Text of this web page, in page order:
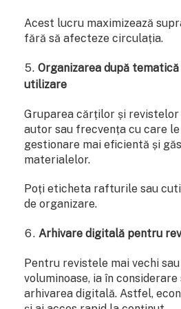
Acest lucru maximizează
fără să afecteze circulația.
Organizarea după
utilizare
Gruparea cărților și revistelor
autor sau frecvența cu care
gestionare mai eficientă și
materialelor.
Poți eticheta rafturile sau
de organizare.
Arhivare digitală pentru
Pentru revistele mai vechi
voluminoase, ia în
arhivarea digitală. Astfel,